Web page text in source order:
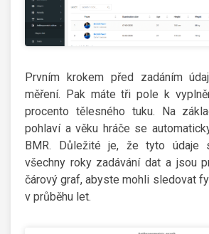
Prvním krokem před zadáním
měření. Pak máte tři pole k
procento tělesného tuku. Na
pohlaví a věku hráče se
BMR. Důležité je, že tyto údaje
všechny roky zadávání dat a jsou
čárový graf, abyste mohli sledovat
v průběhu let.